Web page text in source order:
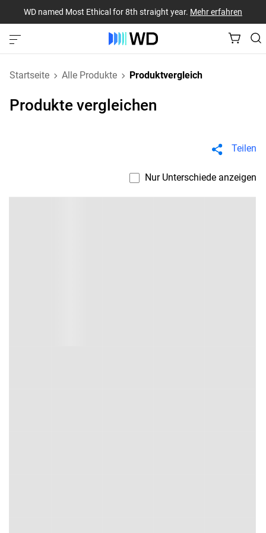
WD named Most Ethical for 8th straight year. Mehr erfahren
Startseite Alle Produkte Produktvergleich
Produkte vergleichen
Teilen
Nur Unterschiede anzeigen